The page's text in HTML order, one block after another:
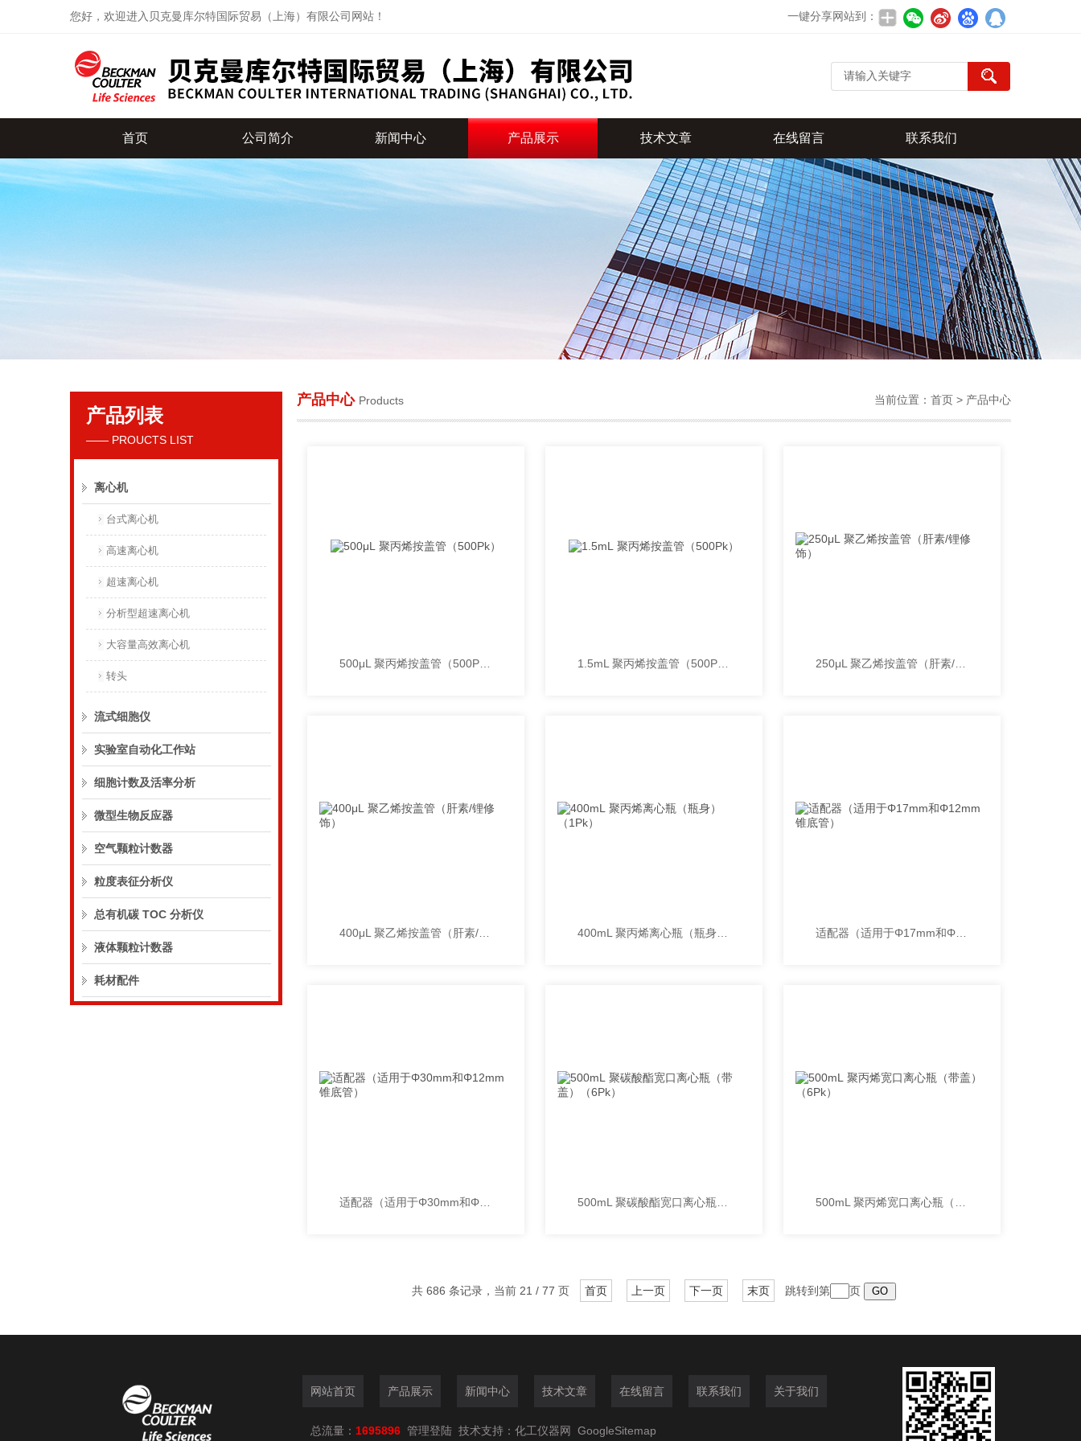
您好，欢迎进入贝克曼库尔特国际贸易（上海）有限公司网站！ 一键分享网站到：
贝克曼库尔特国际贸易（上海）有限公司
首页 公司简介 新闻中心 产品展示 技术文章 在线留言 联系我们
产品列表
—— PROUCTS LIST
离心机
台式离心机
高速离心机
超速离心机
分析型超速离心机
大容量高效离心机
转头
流式细胞仪
实验室自动化工作站
细胞计数及活率分析
微型生物反应器
空气颗粒计数器
粒度表征分析仪
总有机碳 TOC 分析仪
液体颗粒计数器
耗材配件
产品中心 Products 当前位置： 首页 > 产品中心
共 686 条记录，当前 21 / 77 页 首页 上一页 下一页 末页 跳转到第 页
网站首页 产品展示 新闻中心 技术文章 在线留言 联系我们 关于我们
总流量： 1695896 管理登陆 技术支持： 化工仪器网 GoogleSitemap